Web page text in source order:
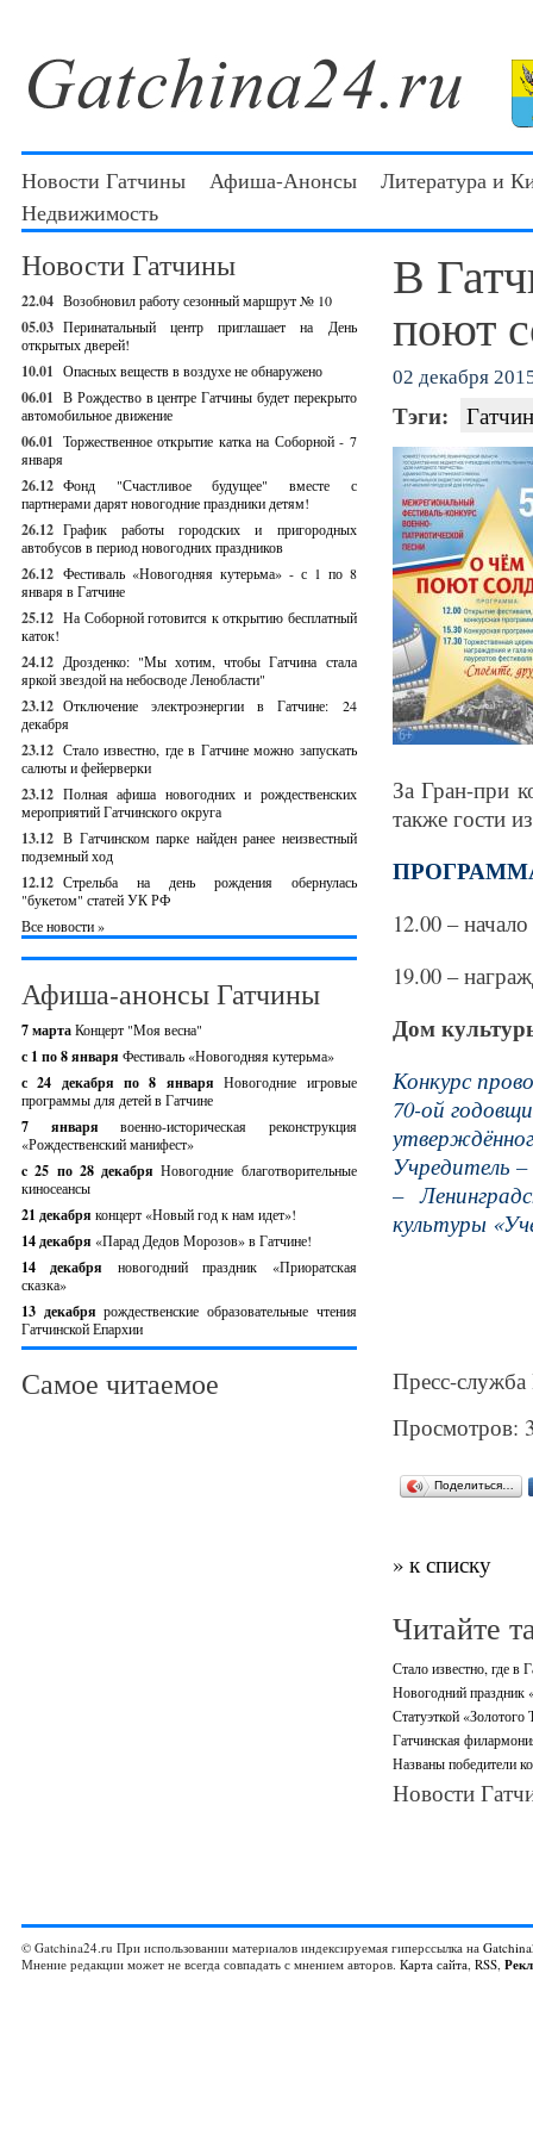
Новости Гатчины Афиша-Анонсы
Литература и
Недвижимость
Новости Гатчины
22.04 Возобновил работу сезонный маршрут № 10
05.03 Перинатальный центр приглашает на День
открытых дверей!
10.01 Опасных веществ в воздухе не обнаружено
06.01 В Рождество в центре Гатчины будет перекрыто
автомобильное движение
06.01 Торжественное открытие катка на Соборной - 7
января
26.12 Фонд "Счастливое будущее" вместе с
партнерами дарят новогодние праздники детям!
26.12 График работы городских и пригородных
автобусов в период новогодних праздников
26.12 Фестиваль «Новогодняя кутерьма» - с 1 по 8
января в Гатчине
25.12 На Соборной готовится к открытию бесплатный
каток!
24.12 Дрозденко: "Мы хотим, чтобы Гатчина стала
яркой звездой на небосводе Ленобласти"
23.12 Отключение электроэнергии в Гатчине: 24
декабря
23.12 Стало известно, где в Гатчине можно запускать
салюты и фейерверки
23.12 Полная афиша новогодних и рождественских
мероприятий Гатчинского округа
13.12 В Гатчинском парке найден ранее неизвестный
подземный ход
12.12 Стрельба на день рождения обернулась
"букетом" статей УК РФ
Все новости »
Афиша-анонсы Гатчины
7 мартаКонцерт "Моя весна"
с 1 по 8 января Фестиваль «Новогодняя кутерьма»
с 24 декабря по 8 январяНовогодние игровые
программы для детей в Гатчине
7 январявоенно-историческая реконструкция
«Рождественский манифест»
c 25 по 28 декабряНовогодние благотворительные
киносеансы
21 декабря концерт «Новый год к нам идет»!
14 декабря «Парад Дедов Морозов» в Гатчине!
14 декабря новогодний праздник «Приоратская
сказка»
13 декабрярождественские образовательные чтения
Гатчинской Епархии
Самое читаемое
В
поют
02 декабря
Тэги:
За Гран-при
также гости
12.00 –
19.00 –
Дом
Конкурс
70-ой
Учредитель
–
культуры
Пресс-служба
Просмотров:
Поделиться…
» к списку
Читайте
Стало известно, где в
Новогодний праздник
Статуэткой «Золотого
Гатчинская
Названы победители
Новости
© Gatchina24.ru При использовании материалов индексируемая гиперссылка на
Мнение редакции может не всегда совпадать с мнением авторов. Карта сайта, RSS,